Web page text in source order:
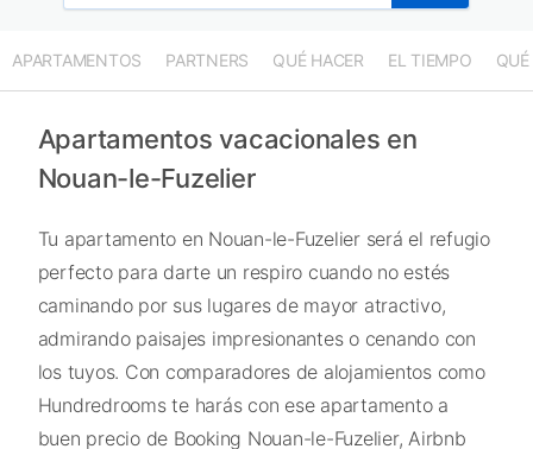
APARTAMENTOS PARTNERS QUÉ HACER EL TIEMPO QUÉ
Apartamentos vacacionales en
Nouan-le-Fuzelier
Tu apartamento en Nouan-le-Fuzelier será el refugio
perfecto para darte un respiro cuando no estés
caminando por sus lugares de mayor atractivo,
admirando paisajes impresionantes o cenando con
los tuyos. Con comparadores de alojamientos como
Hundredrooms te harás con ese apartamento a
buen precio de Booking Nouan-le-Fuzelier, Airbnb